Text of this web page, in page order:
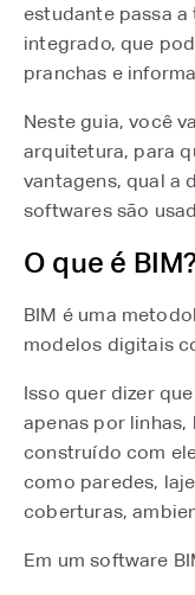
estudante passa
integrado, que
pranchas e
Neste guia, você
arquitetura, para
vantagens, qual a
softwares são
O que é
BIM é uma
modelos digitais
Isso quer dizer
apenas por linhas,
construído com
como paredes,
coberturas,
Em um software